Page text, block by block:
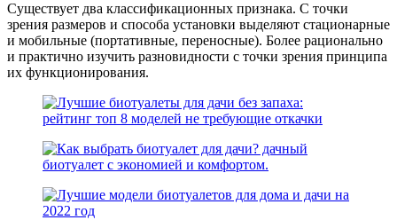
Существует два классификационных признака. С точки
зрения размеров и способа установки выделяют стационарные
и мобильные (портативные, переносные). Более рационально
и практично изучить разновидности с точки зрения принципа
их функционирования.